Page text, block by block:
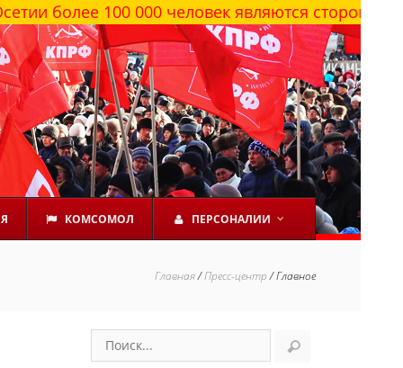
100 000 человек являются сторонниками КПРФ
КОМСОМОЛ ПЕРСОНАЛИИ
Главная/Пресс-центр/Главное